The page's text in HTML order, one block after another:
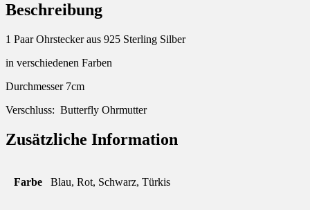
Beschreibung
1 Paar Ohrstecker aus 925 Sterling Silber
in verschiedenen Farben
Durchmesser 7cm
Verschluss: Butterfly Ohrmutter
Zusätzliche Information
Farbe Blau, Rot, Schwarz, Türkis